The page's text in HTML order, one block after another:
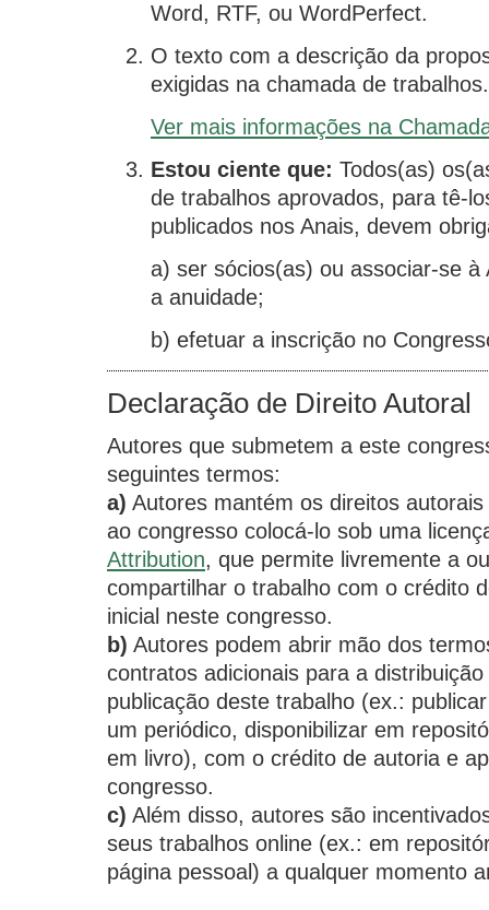
Word, RTF, ou WordPerfect.
O texto com a descrição da
exigidas na chamada de trabalhos.
Ver mais informações na
Estou ciente que: Todos(as)
de trabalhos aprovados, para tê-
publicados nos Anais, devem
a) ser sócios(as) ou associar-se
a anuidade;
b) efetuar a inscrição no
Declaração de Direito Autoral
Autores que submetem a este
seguintes termos:
a) Autores mantém os direitos
ao congresso colocá-lo sob uma
Attribution, que permite livremente a
compartilhar o trabalho com o crédito
inicial neste congresso.
b) Autores podem abrir mão dos
contratos adicionais para a
publicação deste trabalho (ex.:
um periódico, disponibilizar em
em livro), com o crédito de autoria e
congresso.
c) Além disso, autores são
seus trabalhos online (ex.: em
página pessoal) a qualquer momento